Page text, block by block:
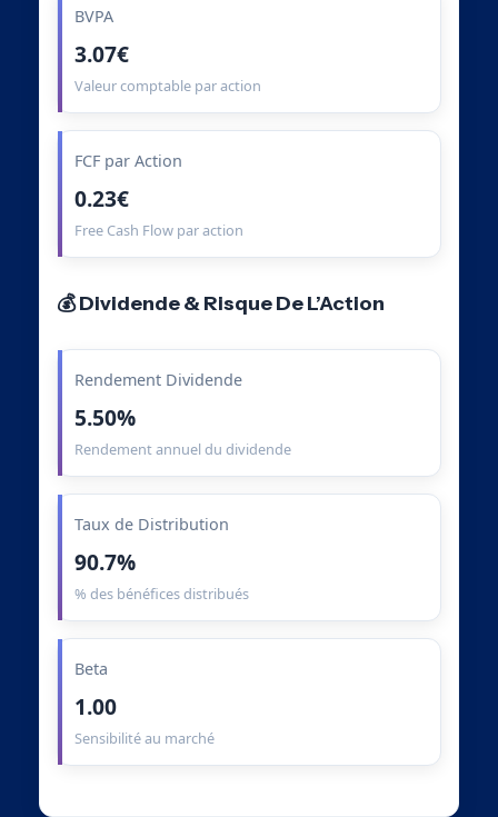
BVPA
3.07€
Valeur comptable par action
FCF par Action
0.23€
Free Cash Flow par action
💰 Dividende & Risque De L’Action
Rendement Dividende
5.50%
Rendement annuel du dividende
Taux de Distribution
90.7%
% des bénéfices distribués
Beta
1.00
Sensibilité au marché